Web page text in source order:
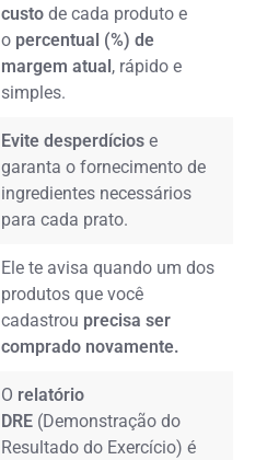
custode cada produto e
o percentual (%) de
margem atual , rápido e
simples.
Evite desperdícios e
garanta o fornecimento de
ingredientes necessários
para cada prato.
Ele te avisa quando um dos
produtos que você
cadastrou precisa ser
comprado novamente.
O relatório
DRE (Demonstração do
Resultado do Exercício) é